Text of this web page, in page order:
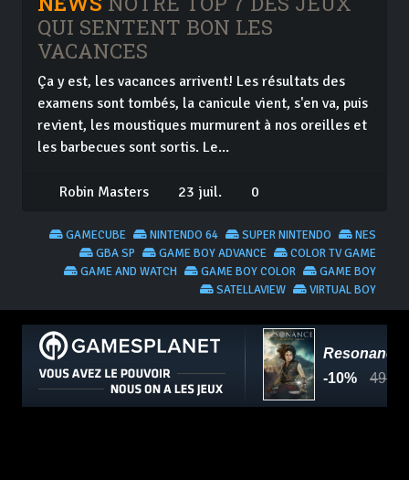
QUI SENTENT BON LES
VACANCES
Ça y est, les vacances arrivent! Les résultats des
examens sont tombés, la canicule vient, s'en va, puis
revient, les moustiques murmurent à nos oreilles et
les barbecues sont sortis. Le...
Robin Masters 23 juil. 0
NES
SUPER NINTENDO
NINTENDO 64
GAMECUBE
COLOR TV GAME
GAME BOY ADVANCE
GBA SP
GAME BOY
GAME BOY COLOR
GAME AND WATCH
VIRTUAL BOY
SATELLAVIEW